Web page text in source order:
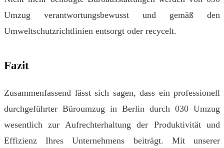
Umzug verantwortungsbewusst und gemäß den
Umweltschutzrichtlinien entsorgt oder recycelt.
Fazit
Zusammenfassend lässt sich sagen, dass ein professionell
durchgeführter Büroumzug in Berlin durch 030 Umzug
wesentlich zur Aufrechterhaltung der Produktivität und
Effizienz Ihres Unternehmens beiträgt. Mit unserer